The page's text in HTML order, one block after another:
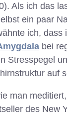
Als ich das
ein paar
ich,
bei
Stresspegel
auf
man
des New